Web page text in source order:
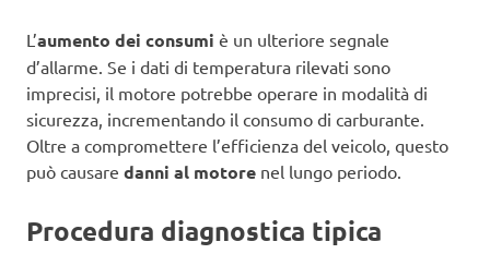
L’aumento dei consumi è un ulteriore segnale
d’allarme. Se i dati di temperatura rilevati sono
imprecisi, il motore potrebbe operare in modalità di
sicurezza, incrementando il consumo di carburante.
Oltre a compromettere l’efficienza del veicolo, questo
può causare danni al motore nel lungo periodo.
Procedura diagnostica tipica